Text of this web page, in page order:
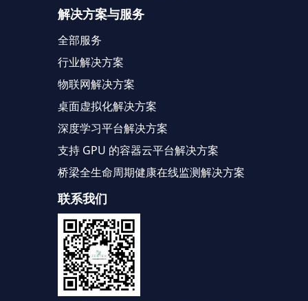
解决方案与服务
全部服务
行业解决方案
物联网解决方案
桌面虚拟化解决方案
深度学习平台解决方案
支持 GPU 的容器云平台解决方案
桥梁全生命周期健康在线监测解决方案
联系我们